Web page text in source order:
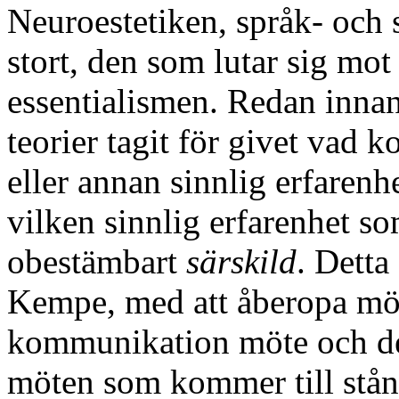
Neuroestetiken, språk-
stort, den som lutar sig
essentialismen. Redan
teorier tagit för givet vad
eller annan sinnlig
vilken sinnlig erfarenhet
obestämbart särskild.
Kempe, med att åberopa
kommunikation möte och
möten som kommer till